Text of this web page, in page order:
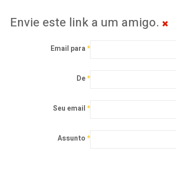
Envie este link a um amigo.
Email para*
De*
Seu email*
Assunto*